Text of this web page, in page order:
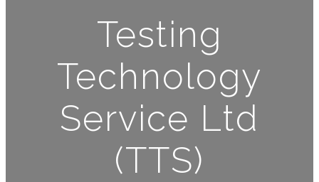
Testing
Technology
Service Ltd
(TTS)